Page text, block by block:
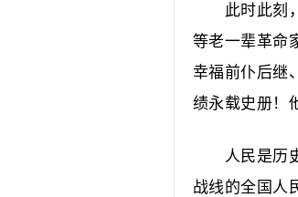
此时此刻，
等老一辈革命
幸福前仆后继
绩永载史册！
人民是历史
战线的全国人